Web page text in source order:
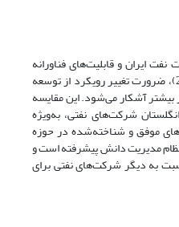
نفت ایران و قابلیت‌های فناورانه
شرکت نفت بریتانیا (تصویر شماره 2)، ضرورت تغییر رویکرد از توسعه
بیشتر آشکار می‌شود. این مقایسه
شرکت‌های نفتی، به‌ویژه
موفق و شناخته‌شده در حوزه
مدیریت دانش پیشرفته است و
به دیگر شرکت‌های نفتی برای